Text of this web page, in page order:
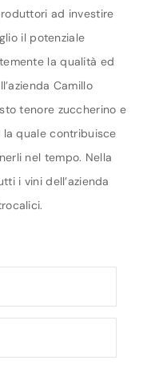
ad investire
il potenziale
la qualità ed
Camillo
tenore zuccherino e
quale contribuisce
nel tempo. Nella
i vini dell’azienda